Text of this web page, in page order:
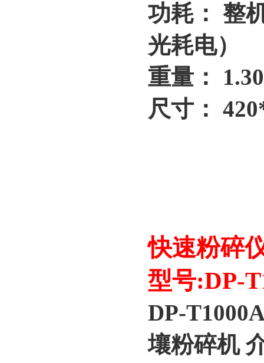
功耗： 整
光耗电）
重量：
尺寸：
快速粉碎
型号:DP-
DP-
壤粉碎机